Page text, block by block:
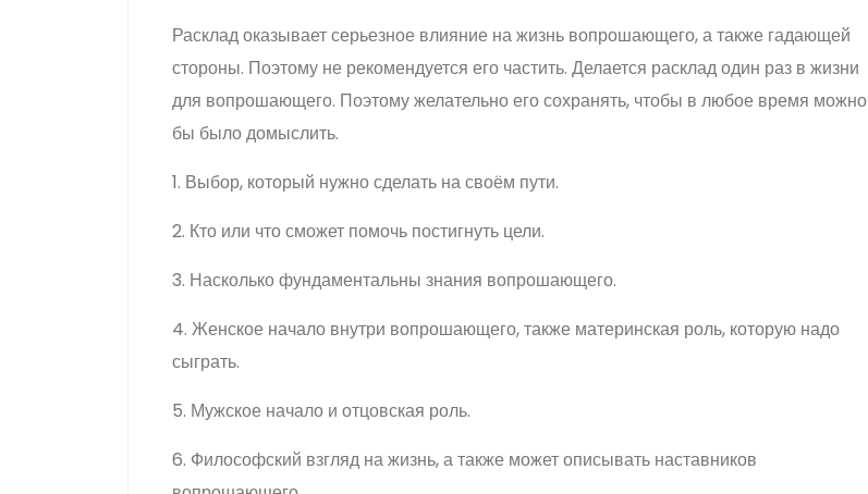
Расклад оказывает серьезное влияние на жизнь вопрошающего, а также гадающей
стороны. Поэтому не рекомендуется его частить. Делается расклад один раз в жизни
для вопрошающего. Поэтому желательно его сохранять, чтобы в любое время можно
бы было домыслить.
1. Выбор, который нужно сделать на своём пути.
2. Кто или что сможет помочь постигнуть цели.
3. Насколько фундаментальны знания вопрошающего.
4. Женское начало внутри вопрошающего, также материнская роль, которую надо
сыграть.
5. Мужское начало и отцовская роль.
6. Философский взгляд на жизнь, а также может описывать наставников